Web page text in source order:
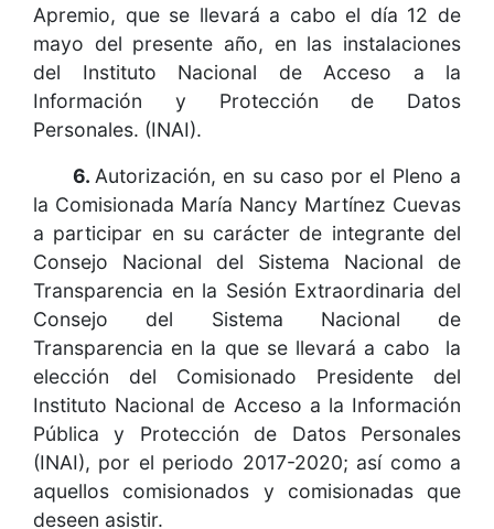
Apremio, que se llevará a cabo el día 12 de
mayo del presente año, en las instalaciones
del Instituto Nacional de Acceso a la
Información y Protección de Datos
Personales. (INAI).
6. Autorización, en su caso por el Pleno a
la Comisionada María Nancy Martínez Cuevas
a participar en su carácter de integrante del
Consejo Nacional del Sistema Nacional de
Transparencia en la Sesión Extraordinaria del
Consejo del Sistema Nacional de
Transparencia en la que se llevará a cabo la
elección del Comisionado Presidente del
Instituto Nacional de Acceso a la Información
Pública y Protección de Datos Personales
(INAI), por el periodo 2017-2020; así como a
aquellos comisionados y comisionadas que
deseen asistir.